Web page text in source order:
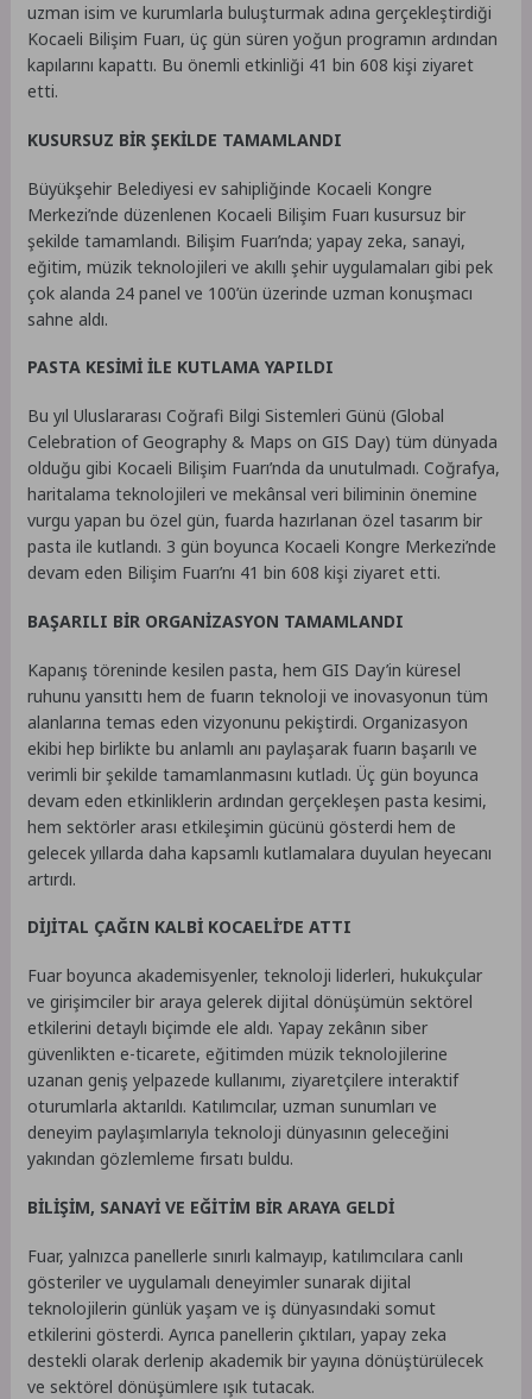
uzman isim ve kurumlarla buluşturmak adına gerçekleştirdiği
Kocaeli Bilişim Fuarı, üç gün süren yoğun programın ardından
kapılarını kapattı. Bu önemli etkinliği 41 bin 608 kişi ziyaret
etti.
KUSURSUZ BİR ŞEKİLDE TAMAMLANDI
Büyükşehir Belediyesi ev sahipliğinde Kocaeli Kongre
Merkezi’nde düzenlenen Kocaeli Bilişim Fuarı kusursuz bir
şekilde tamamlandı. Bilişim Fuarı’nda; yapay zeka, sanayi,
eğitim, müzik teknolojileri ve akıllı şehir uygulamaları gibi pek
çok alanda 24 panel ve 100’ün üzerinde uzman konuşmacı
sahne aldı.
PASTA KESİMİ İLE KUTLAMA YAPILDI
Bu yıl Uluslararası Coğrafi Bilgi Sistemleri Günü (Global
Celebration of Geography & Maps on GIS Day) tüm dünyada
olduğu gibi Kocaeli Bilişim Fuarı’nda da unutulmadı. Coğrafya,
haritalama teknolojileri ve mekânsal veri biliminin önemine
vurgu yapan bu özel gün, fuarda hazırlanan özel tasarım bir
pasta ile kutlandı. 3 gün boyunca Kocaeli Kongre Merkezi’nde
devam eden Bilişim Fuarı’nı 41 bin 608 kişi ziyaret etti.
BAŞARILI BİR ORGANİZASYON TAMAMLANDI
Kapanış töreninde kesilen pasta, hem GIS Day’in küresel
ruhunu yansıttı hem de fuarın teknoloji ve inovasyonun tüm
alanlarına temas eden vizyonunu pekiştirdi. Organizasyon
ekibi hep birlikte bu anlamlı anı paylaşarak fuarın başarılı ve
verimli bir şekilde tamamlanmasını kutladı. Üç gün boyunca
devam eden etkinliklerin ardından gerçekleşen pasta kesimi,
hem sektörler arası etkileşimin gücünü gösterdi hem de
gelecek yıllarda daha kapsamlı kutlamalara duyulan heyecanı
artırdı.
DİJİTAL ÇAĞIN KALBİ KOCAELİ’DE ATTI
Fuar boyunca akademisyenler, teknoloji liderleri, hukukçular
ve girişimciler bir araya gelerek dijital dönüşümün sektörel
etkilerini detaylı biçimde ele aldı. Yapay zekânın siber
güvenlikten e-ticarete, eğitimden müzik teknolojilerine
uzanan geniş yelpazede kullanımı, ziyaretçilere interaktif
oturumlarla aktarıldı. Katılımcılar, uzman sunumları ve
deneyim paylaşımlarıyla teknoloji dünyasının geleceğini
yakından gözlemleme fırsatı buldu.
BİLİŞİM, SANAYİ VE EĞİTİM BİR ARAYA GELDİ
Fuar, yalnızca panellerle sınırlı kalmayıp, katılımcılara canlı
gösteriler ve uygulamalı deneyimler sunarak dijital
teknolojilerin günlük yaşam ve iş dünyasındaki somut
etkilerini gösterdi. Ayrıca panellerin çıktıları, yapay zeka
destekli olarak derlenip akademik bir yayına dönüştürülecek
ve sektörel dönüşümlere ışık tutacak.